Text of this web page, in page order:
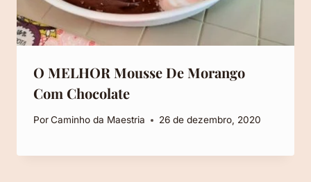
O MELHOR Mousse De Morango
Com Chocolate
PorCaminho da Maestria 26 de dezembro, 2020